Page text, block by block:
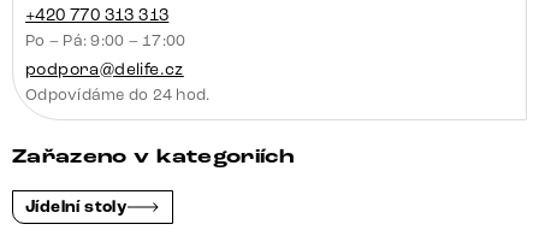
+420 770 313 313
Po – Pá: 9:00 – 17:00
podpora@delife.cz
Odpovídáme do 24 hod.
Zařazeno v kategoriích
Jídelní stoly